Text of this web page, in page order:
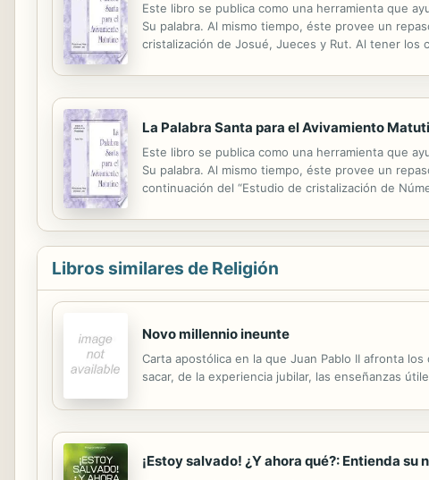
Este libro se publica como una herramienta que
Su palabra. Al mismo tiempo, éste provee un
cristalización de Josué, Jueces y Rut. Al tener los
La Palabra Santa para el Avivamiento
Este libro se publica como una herramienta que
Su palabra. Al mismo tiempo, éste provee un
continuación del “Estudio de cristalización de
Libros similares de Religión
Novo millennio ineunte
Carta apostólica en la que Juan Pablo II afronta
sacar, de la experiencia jubilar, las enseñanzas
¡Estoy salvado! ¿Y ahora qué?: Entienda su